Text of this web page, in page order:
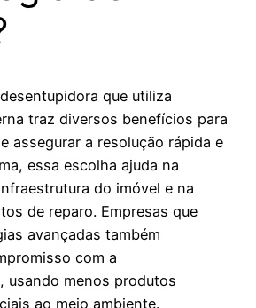
que utiliza
traz diversos benefícios para
assegurar a resolução rápida e
essa escolha ajuda na
do imóvel e na
de reparo. Empresas que
avançadas também
com a
usando menos produtos
ao meio ambiente.